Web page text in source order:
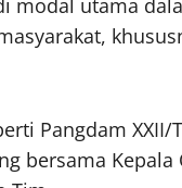
modal utama
Pangdam
bersama